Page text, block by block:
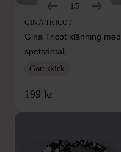
1/5
GINA TRICOT
Gina Tricot klänning med
spetsdetalj
Gott skick
199 kr